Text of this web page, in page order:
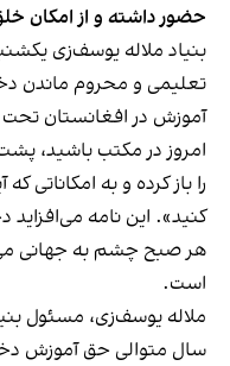
حضور داشته و از امکان
بنیاد ملاله یوسف‌زی
تعلیمی و محروم ماندن
آموزش در افغانستان
امروز در مکتب باشید،
را باز کرده و به امکاناتی
کنید». این نامه
هر صبح چشم به جهانی
است.
ملاله یوسف‌زی، مسئول
سال متوالی حق آموزش